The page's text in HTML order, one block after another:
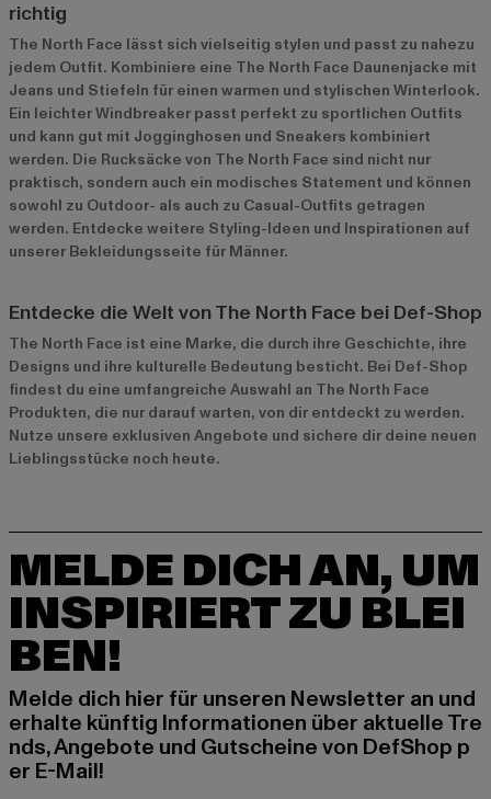
richtig
The North Face lässt sich vielseitig stylen und passt zu nahezu
jedem Outfit. Kombiniere eine The North Face Daunenjacke mit
Jeans und Stiefeln für einen warmen und stylischen Winterlook.
Ein leichter Windbreaker passt perfekt zu sportlichen Outfits
und kann gut mit Jogginghosen und Sneakers kombiniert
werden. Die Rucksäcke von The North Face sind nicht nur
praktisch, sondern auch ein modisches Statement und können
sowohl zu Outdoor- als auch zu Casual-Outfits getragen
werden. Entdecke weitere Styling-Ideen und Inspirationen auf
unserer Bekleidungsseite für Männer.
Entdecke die Welt von The North Face bei Def-Shop
The North Face ist eine Marke, die durch ihre Geschichte, ihre
Designs und ihre kulturelle Bedeutung besticht. Bei Def-Shop
findest du eine umfangreiche Auswahl an The North Face
Produkten, die nur darauf warten, von dir entdeckt zu werden.
Nutze unsere exklusiven Angebote und sichere dir deine neuen
Lieblingsstücke noch heute.
MELDE DICH AN, UM
INSPIRIERT ZU BLEI
BEN!
Melde dich hier für unseren Newsletter an und
erhalte künftig Informationen über aktuelle Tre
nds, Angebote und Gutscheine von DefShop p
er E-Mail!